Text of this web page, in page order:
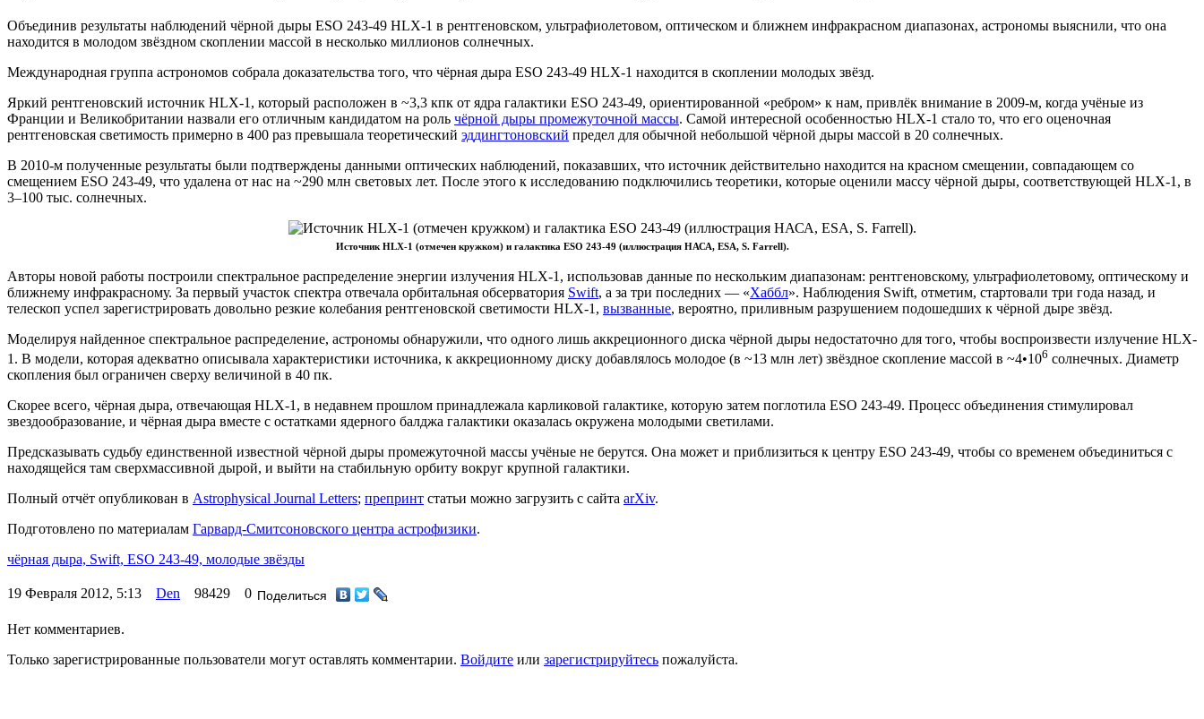
Объединив результаты наблюдений чёрной дыры ESO 243-49 HLX-1 в рентгеновском, ультрафиолетовом, оптическом и ближнем инфракрасном диапазонах, астрономы выяснили, что она
находится в молодом звёздном скоплении массой в несколько миллионов солнечных.
Международная группа астрономов собрала доказательства того, что чёрная дыра ESO 243-49 HLX-1 находится в скоплении молодых звёзд.
Яркий рентгеновский источник HLX-1, который расположен в ~3,3 кпк от ядра галактики ESO 243-49, ориентированной «ребром» к нам, привлёк внимание в 2009-м, когда учёные из
Франции и Великобритании назвали его отличным кандидатом на роль чёрной дыры промежуточной массы. Самой интересной особенностью HLX-1 стало то, что его оценочная
рентгеновская светимость примерно в 400 раз превышала теоретический эддингтоновский предел для обычной небольшой чёрной дыры массой в 20 солнечных.
В 2010-м полученные результаты были подтверждены данными оптических наблюдений, показавших, что источник действительно находится на красном смещении, совпадающем со
смещением ESO 243-49, что удалена от нас на ~290 млн световых лет. После этого к исследованию подключились теоретики, которые оценили массу чёрной дыры, соответствующей HLX-1, в
3–100 тыс. солнечных.
Источник HLX-1 (отмечен кружком) и галактика ESO 243-49 (иллюстрация НАСА, ESA, S. Farrell).
Авторы новой работы построили спектральное распределение энергии излучения HLX-1, использовав данные по нескольким диапазонам: рентгеновскому, ультрафиолетовому, оптическому и
ближнему инфракрасному. За первый участок спектра отвечала орбитальная обсерватория Swift, а за три последних — «Хаббл». Наблюдения Swift, отметим, стартовали три года назад, и
телескоп успел зарегистрировать довольно резкие колебания рентгеновской светимости HLX-1, вызванные, вероятно, приливным разрушением подошедших к чёрной дыре звёзд.
Моделируя найденное спектральное распределение, астрономы обнаружили, что одного лишь аккреционного диска чёрной дыры недостаточно для того, чтобы воспроизвести излучение HLX-
1. В модели, которая адекватно описывала характеристики источника, к аккреционному диску добавлялось молодое (в ~13 млн лет) звёздное скопление массой в ~4•106 солнечных. Диаметр
скопления был ограничен сверху величиной в 40 пк.
Скорее всего, чёрная дыра, отвечающая HLX-1, в недавнем прошлом принадлежала карликовой галактике, которую затем поглотила ESO 243-49. Процесс объединения стимулировал
звездообразование, и чёрная дыра вместе с остатками ядерного балджа галактики оказалась окружена молодыми светилами.
Предсказывать судьбу единственной известной чёрной дыры промежуточной массы учёные не берутся. Она может и приблизиться к центру ESO 243-49, чтобы со временем объединиться с
находящейся там сверхмассивной дырой, и выйти на стабильную орбиту вокруг крупной галактики.
Полный отчёт опубликован в Astrophysical Journal Letters; препринт статьи можно загрузить с сайта arXiv.
Подготовлено по материалам Гарвард-Смитсоновского центра астрофизики.
чёрная дыра, Swift, ESO 243-49, молодые звёзды
19 Февраля 2012, 5:13 Den 98429 0 Поделиться
Нет комментариев.
Только зарегистрированные пользователи могут оставлять комментарии. Войдите или зарегистрируйтесь пожалуйста.